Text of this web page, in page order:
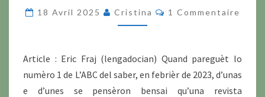
REVISTA
UMILA
AMBICIOSA
18 Avril 2025 Cristina Commentaires
1 Commentaire
Article : Eric Fraj (lengadocian) Quand pareguèt lo
numèro 1 de L’ABC del saber, en febrièr de 2023, d’unas
e d’unes se pensèron bensai qu’una revista